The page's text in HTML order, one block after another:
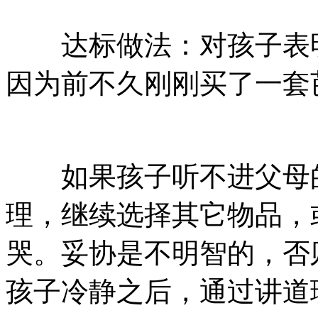
达标做法：对孩子表
因为前不久刚刚买了一
如果孩子听不进父母
理，继续选择其它物品
哭。妥协是不明智的，
孩子冷静之后，通过讲